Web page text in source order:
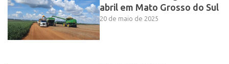
abril em Mato Grosso do Sul
20 de maio de 2025